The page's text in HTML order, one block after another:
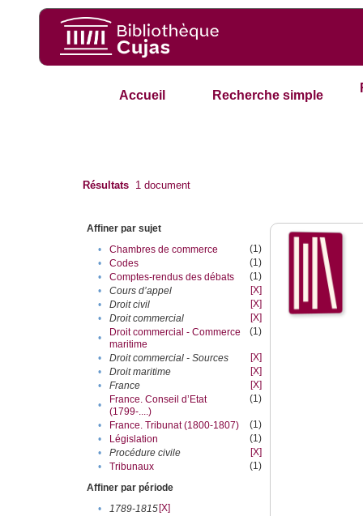
Accueil Recherche simple
Résultats 1 document
Affiner par sujet
•
Chambres de commerce
(1)
•
Codes
(1)
•
Comptes-rendus des débats
(1)
•
Cours d’appel
[X]
•
Droit civil
[X]
•
Droit commercial
[X]
•
Droit commercial - Commerce
maritime
(1)
• Droit commercial - Sources
[X]
•
Droit maritime
[X]
•
France
[X]
•
France. Conseil d’Etat
(1799-....)
(1)
• France. Tribunat (1800-1807)
(1)
•
Législation
(1)
•
Procédure civile
[X]
•
Tribunaux
(1)
Affiner par période
•
1789-1815[X]